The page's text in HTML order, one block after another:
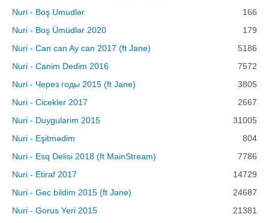
Nuri - Boş Umudlər
166
Nuri - Boş Ümüdlər 2020
179
Nuri - Can can Ay can 2017 (ft Jane)
5186
Nuri - Canim Dedim 2016
7572
Nuri - Через годы 2015 (ft Jane)
3805
Nuri - Cicekler 2017
2667
Nuri - Duygularim 2015
31005
Nuri - Eşitmədim
804
Nuri - Esq Delisi 2018 (ft MainStream)
7786
Nuri - Etiraf 2017
14729
Nuri - Gec bildim 2015 (ft Jane)
24687
Nuri - Gorus Yeri 2015
21381